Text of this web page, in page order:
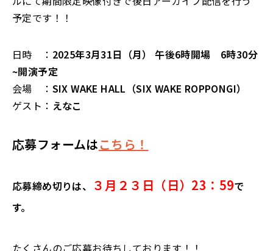
予定です！！
日時 ： 2025年3月31日（月）午後6時開場 6時30分
~開演予定
会場 ： SIX WAKE HALL（SIX WAKE ROPPONGI）
ゲスト： えなこ
応募フォームはこちら！
応募締め切りは、 ３月２３日（日）23：59で
す。
たくさんのご応募お待ちしております！！